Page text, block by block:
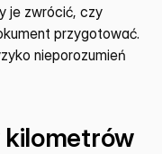
je zwrócić, czy
przygotować.
nieporozumień
kilometrów